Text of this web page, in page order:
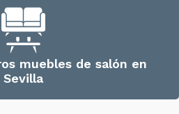
muebles de salón en
Sevilla